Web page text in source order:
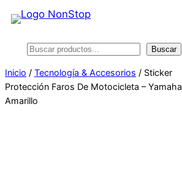
Saltar
contenido
Buscar Buscar
Inicio / Tecnología & Accesorios / Sticker
Protección Faros De Motocicleta – Yamaha
Amarillo